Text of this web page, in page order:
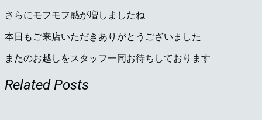
さらにモフモフ感が増しましたね
本日もご来店いただきありがとうございました
またのお越しをスタッフ一同お待ちしております
Related Posts